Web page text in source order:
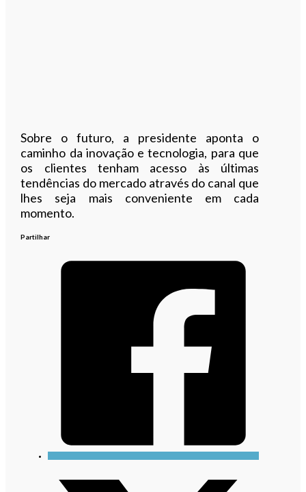
Sobre o futuro, a presidente aponta o
caminho da inovação e tecnologia, para que
os clientes tenham acesso às últimas
tendências do mercado através do canal que
lhes seja mais conveniente em cada
momento.
Partilhar